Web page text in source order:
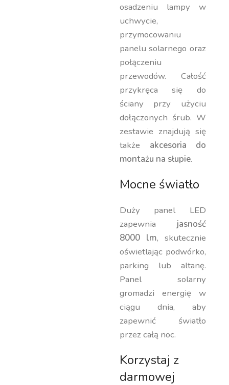
osadzeniu lampy w
uchwycie,
przymocowaniu
panelu solarnego oraz
połączeniu
przewodów. Całość
przykręca się do
ściany przy użyciu
dołączonych śrub. W
zestawie znajdują się
także akcesoria do
montażu na słupie.
Mocne światło
Duży panel LED
zapewnia jasność
8000 lm, skutecznie
oświetlając podwórko,
parking lub altanę.
Panel solarny
gromadzi energię w
ciągu dnia, aby
zapewnić światło
przez całą noc.
Korzystaj z
darmowej